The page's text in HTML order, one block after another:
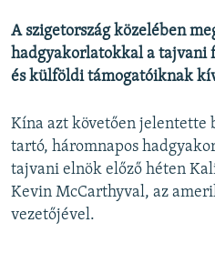
KÖVESSEN MINKET!
Valamennyi RFE/RL
A szigetország közelében
hadgyakorlatokkal a tajvani
és külföldi támogatóiknak
Kína azt követően jelentette
tartó, háromnapos
tajvani elnök előző héten
Kevin McCarthyval, az
vezetőjével.